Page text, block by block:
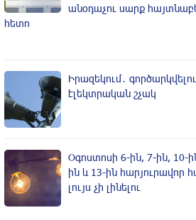
անօդաչու սարք
հետո
Իրազեկում․
էլեկտրական շչակ
Օգոստոսի 6-ին, 7-ին, 10-
ին և 13-ին հարյուրավոր
լույս չի լինելու